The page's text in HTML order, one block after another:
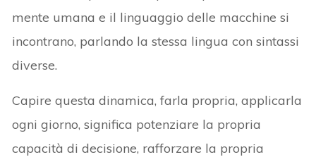
mente umana e il linguaggio delle macchine si
incontrano, parlando la stessa lingua con sintassi
diverse.
Capire questa dinamica, farla propria, applicarla
ogni giorno, significa potenziare la propria
capacità di decisione, rafforzare la propria